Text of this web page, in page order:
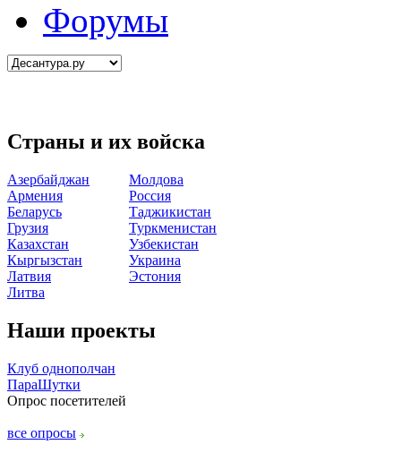
Форумы
Страны и их войска
Азербайджан
Армения
Беларусь
Грузия
Казахстан
Кыргызстан
Латвия
Литва
Молдова
Россия
Таджикистан
Туркменистан
Узбекистан
Украина
Эстония
Наши проекты
Клуб однополчан
ПараШутки
Опрос посетителей
все опросы